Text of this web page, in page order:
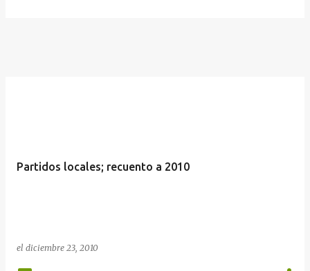
Partidos locales; recuento a 2010
el diciembre 23, 2010